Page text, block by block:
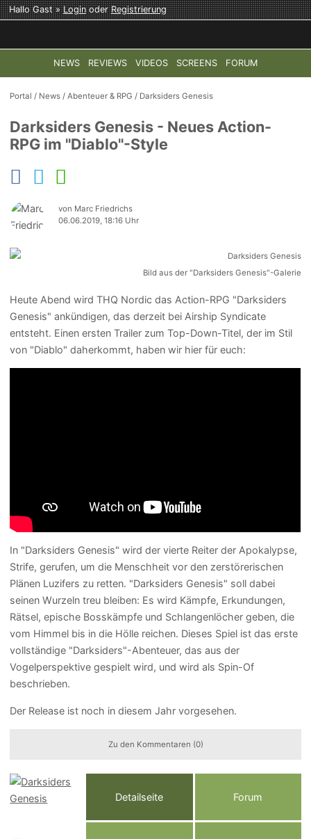
Hallo Gast »LoginoderRegistrierung
NEWS REVIEWS VIDEOS SCREENS FORUM
TOP-THEMEN: COD: MODERN WARFARE 4 HALO:
Portal / News /Abenteuer & RPG / Darksiders Genesis
Darksiders Genesis - Neues Action-
RPG im "Diablo"-Style
von Marc Friedrichs
06.06.2019, 18:16 Uhr
Bild aus der "Darksiders Genesis"-Galerie
Heute Abend wird THQ Nordic das Action-RPG "Darksiders
Genesis" ankündigen, das derzeit bei Airship Syndicate
entsteht. Einen ersten Trailer zum Top-Down-Titel, der im Stil
von "Diablo" daherkommt, haben wir hier für euch:
In "Darksiders Genesis" wird der vierte Reiter der Apokalypse,
Strife, gerufen, um die Menschheit vor den zerstörerischen
Plänen Luzifers zu retten. "Darksiders Genesis" soll dabei
seinen Wurzeln treu bleiben: Es wird Kämpfe, Erkundungen,
Rätsel, epische Bosskämpfe und Schlangenlöcher geben, die
vom Himmel bis in die Hölle reichen. Dieses Spiel ist das erste
vollständige "Darksiders"-Abenteuer, das aus der
Vogelperspektive gespielt wird, und wird als Spin-Of
beschrieben.
Der Release ist noch in diesem Jahr vorgesehen.
Zu den Kommentaren (0)
Detailseite Forum